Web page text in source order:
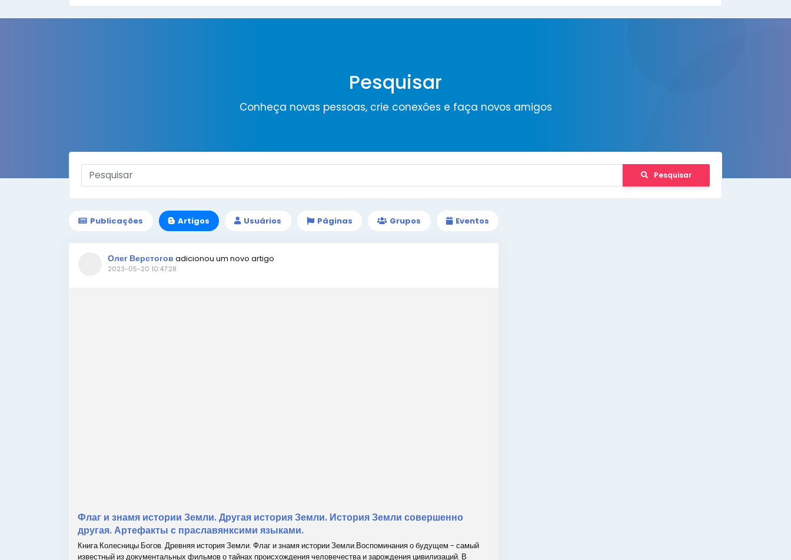
Pesquisar
Conheça novas pessoas, crie conexões e faça novos amigos
Pesquisar
Publicações Artigos Usuários Páginas Grupos Eventos
Олег Верстогов adicionou um novo artigo
2023-05-20 10:47:28
Флаг и знамя истории Земли. Другая история Земли. История Земли совершенно
другая. Артефакты с праславянксими языками.
Книга Колесницы Богов. Древняя история Земли. Флаг и знамя истории Земли.Воспоминания о будущем - самый
известный из документальных фильмов о тайнах происхождения человечества и зарождения цивилизаций. В